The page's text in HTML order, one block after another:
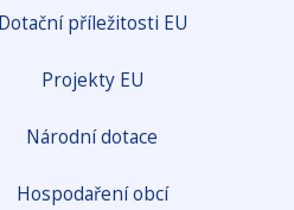
Dotační příležitosti EU
Projekty EU
Národní dotace
Hospodaření obcí